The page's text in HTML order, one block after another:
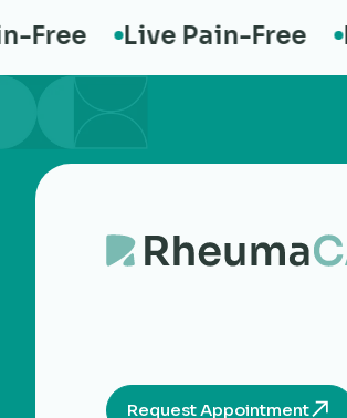
Live Pain-Free
Request Appointment